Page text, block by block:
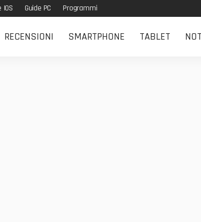
IOS Guide PC Programmi
RECENSIONI SMARTPHONE TABLET